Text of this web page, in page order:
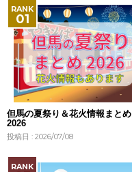
但馬の夏祭り＆花火情報まとめ
2026
投稿日 : 2026/07/08